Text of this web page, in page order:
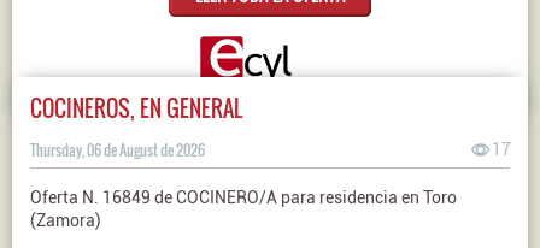
COCINEROS, EN GENERAL
Thursday, 06 de August de 2026 17
Oferta N. 16849 de COCINERO/A para residencia en Toro
(Zamora)